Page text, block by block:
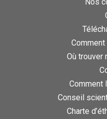
Comment
Où trouver
Comment
Conseil
Charte